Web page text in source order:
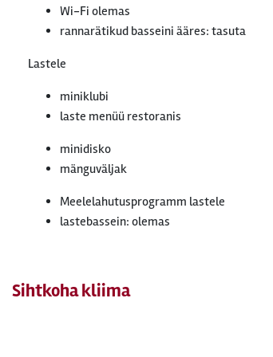
Wi-Fi olemas
rannarätikud basseini ääres: tasuta
Lastele
miniklubi
laste menüü restoranis
minidisko
mänguväljak
Meelelahutusprogramm lastele
lastebassein: olemas
Sihtkoha kliima